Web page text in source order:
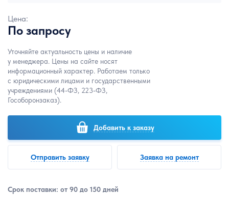
Цена:
По запросу
Уточняйте актуальность цены и наличие
у менеджера. Цены на сайте носят
информационный характер. Работаем только
с юридическими лицами и государственными
учреждениями (44-ФЗ, 223-ФЗ,
Гособоронзаказ).
Добавить к заказу
Отправить заявку Заявка на ремонт
Срок поставки: от 90 до 150 дней